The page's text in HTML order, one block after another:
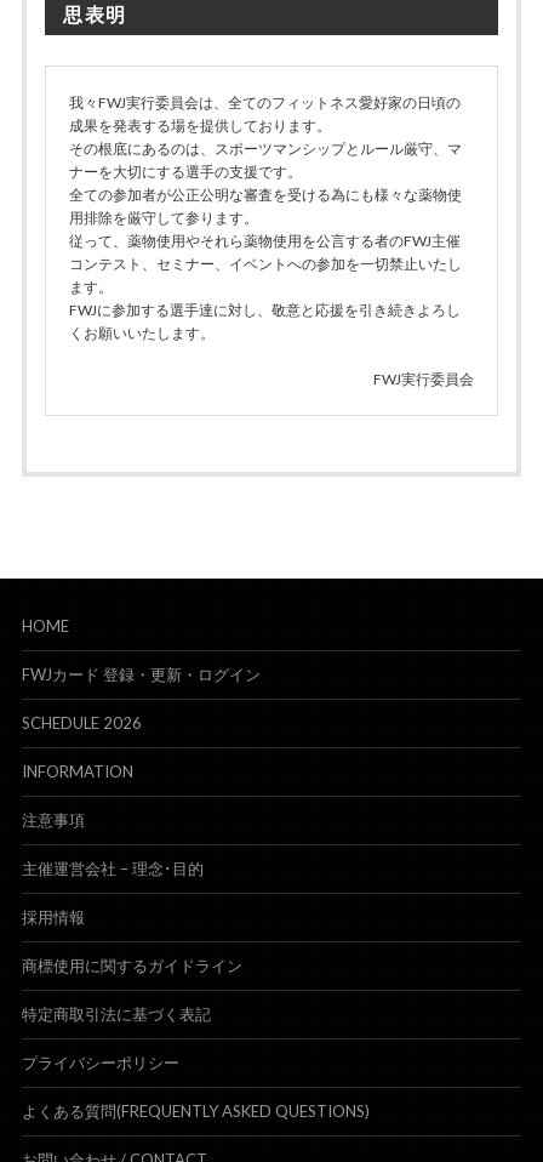
思表明
我々FWJ実行委員会は、全てのフィットネス愛好家の日頃の
成果を発表する場を提供しております。
その根底にあるのは、スポーツマンシップとルール厳守、マ
ナーを大切にする選手の支援です。
全ての参加者が公正公明な審査を受ける為にも様々な薬物使
用排除を厳守して参ります。
従って、薬物使用やそれら薬物使用を公言する者のFWJ主催
コンテスト、セミナー、イベントへの参加を一切禁止いたし
ます。
FWJに参加する選手達に対し、敬意と応援を引き続きよろし
くお願いいたします。
FWJ実行委員会
HOME
FWJカード 登録・更新・ログイン
SCHEDULE 2026
INFORMATION
注意事項
主催運営会社 – 理念･目的
採用情報
商標使用に関するガイドライン
特定商取引法に基づく表記
プライバシーポリシー
よくある質問(FREQUENTLY ASKED QUESTIONS)